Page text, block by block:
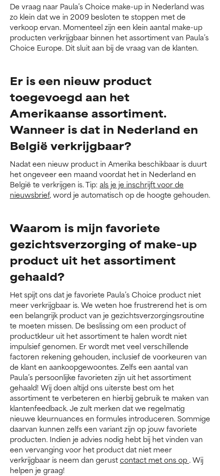
De vraag naar Paula’s Choice make-up in Nederland was
zo klein dat we in 2009 besloten te stoppen met de
verkoop ervan. Momenteel zijn een klein aantal make-up
producten verkrijgbaar binnen het assortiment van Paula’s
Choice Europe. Dit sluit aan bij de vraag van de klanten.
Er is een nieuw product
toegevoegd aan het
Amerikaanse assortiment.
Wanneer is dat in Nederland en
België verkrijgbaar?
Nadat een nieuw product in Amerika beschikbaar is duurt
het ongeveer een maand voordat het in Nederland en
België te verkrijgen is. Tip: als je je inschrijft voor de
nieuwsbrief, word je automatisch op de hoogte gehouden.
Waarom is mijn favoriete
gezichtsverzorging of make-up
product uit het assortiment
gehaald?
Het spijt ons dat je favoriete Paula’s Choice product niet
meer verkrijgbaar is. We weten hoe frustrerend het is om
een belangrijk product van je gezichtsverzorgingsroutine
te moeten missen. De beslissing om een product of
productkleur uit het assortiment te halen wordt niet
impulsief genomen. Er wordt met veel verschillende
factoren rekening gehouden, inclusief de voorkeuren van
de klant en aankoopgewoontes. Zelfs een aantal van
Paula’s persoonlijke favorieten zijn uit het assortiment
gehaald! Wij doen altijd ons uiterste best om het
assortiment te verbeteren en hierbij gebruik te maken van
klantenfeedback. Je zult merken dat we regelmatig
nieuwe kleurnuances en formules introduceren. Sommige
daarvan kunnen zelfs een variant zijn op jouw favoriete
producten. Indien je advies nodig hebt bij het vinden van
een vervanging voor het product dat niet meer
verkrijgbaar is neem dan gerustcontact met ons op . Wij
helpen je graag!